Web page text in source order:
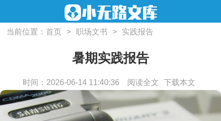
当前位置：首页 > 职场文书 > 实践报告
暑期实践报告
时间：2026-06-14 11:40:36 阅读全文 下载本文